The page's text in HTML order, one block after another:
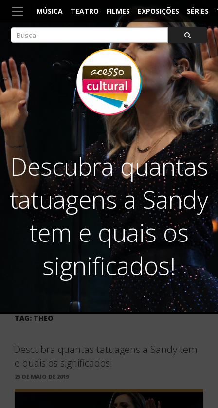
MÚSICA TEATRO FILMES EXPOSIÇÕES SÉRIES
ACESSO CULTURAL
Arte, Cultura Pop e Entretenimento
Descubra quantas
tatuagens a Sandy
tem e quais os
significados!
TAG: THEO
Descubra quantas tatuagens a Sandy tem
e quais os significados!
PUBLICADO
25 DE MAIO DE 2019